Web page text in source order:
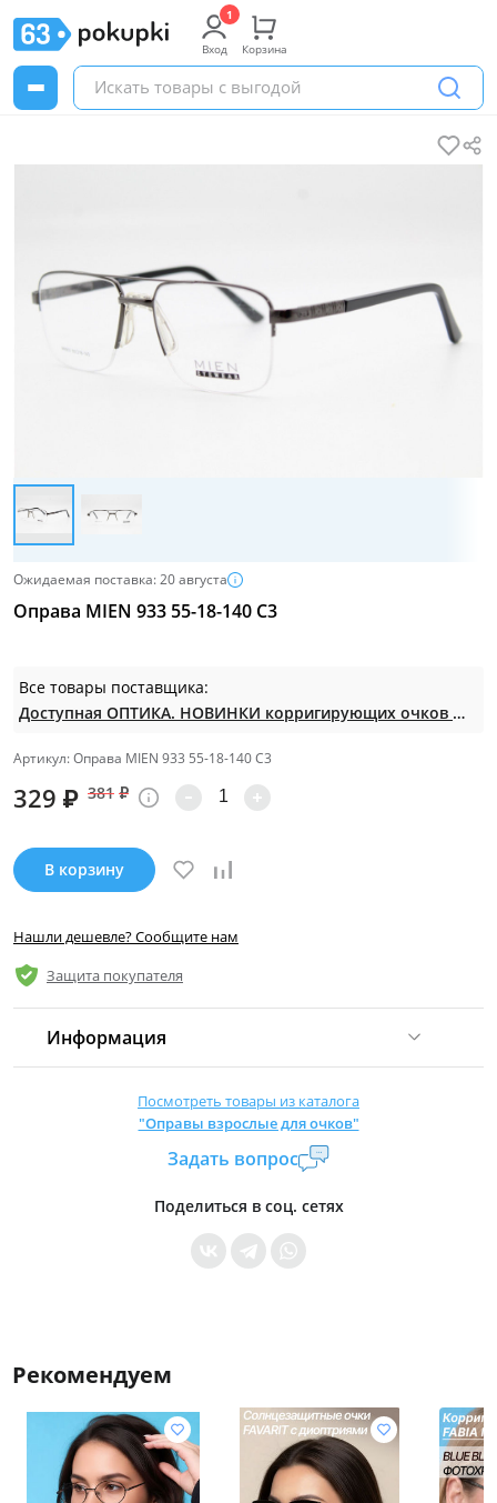
Вход Корзина
Ожидаемая поставка: 20 августа
Оправа MIEN 933 55-18-140 C3
Все товары поставщика:
Доступная ОПТИКА. НОВИНКИ корригирующих очков по СУПЕР ценам. Таких нет на МП.
Артикул: Оправа MIEN 933 55-18-140 C3
329 ₽ 381 ₽
В корзину
Нашли дешевле? Сообщите нам
Защита покупателя
Информация
Страна производитель:Китай
Уровень доступа:0
* Общие условия читайте в правилах сайта
Посмотреть товары из каталога
"Оправы взрослые для очков"
Задать вопрос
Поделиться в соц. сетях
Рекомендуем